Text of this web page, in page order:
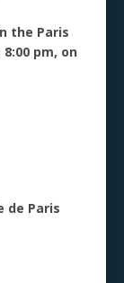
the Paris
pm, on
de Paris